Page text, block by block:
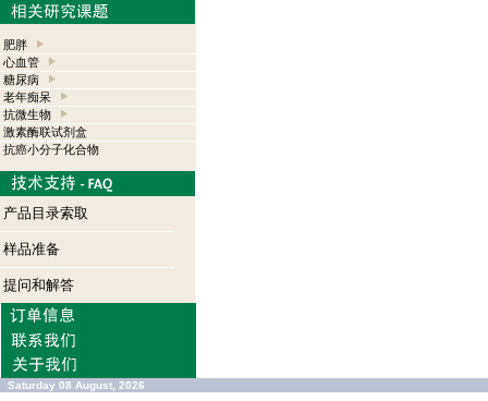
肥胖
心血管
糖尿病
老年痴呆
抗微生物
激素酶联试剂盒
抗癌小分子化合物
产品目录索取
样品准备
提问和解答
Saturday 08 August, 2026